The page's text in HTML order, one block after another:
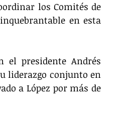
los Comités de
en esta
el presidente Andrés
liderazgo conjunto en
a López por más de